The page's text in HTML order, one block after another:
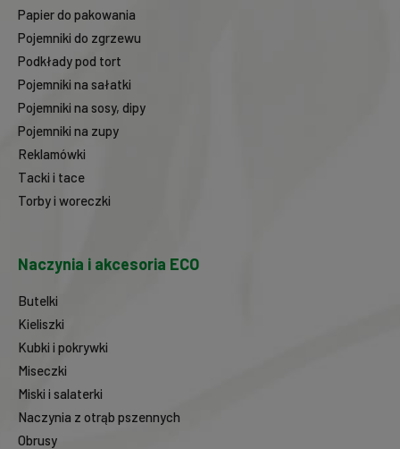
Papier do pakowania
Pojemniki do zgrzewu
Podkłady pod tort
Pojemniki na sałatki
Pojemniki na sosy, dipy
Pojemniki na zupy
Reklamówki
Tacki i tace
Torby i woreczki
Naczynia i akcesoria ECO
Butelki
Kieliszki
Kubki i pokrywki
Miseczki
Miski i salaterki
Naczynia z otrąb pszennych
Obrusy